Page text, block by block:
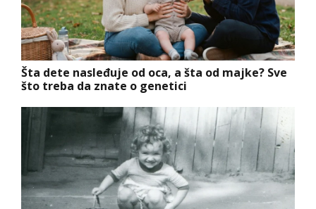
Šta dete nasleđuje od oca, a šta od majke? Sve
što treba da znate o genetici